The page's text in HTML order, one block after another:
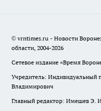
© vrntimes.ru - Новости
области, 2004-2026
Сетевое издание «Время
Учредитель: Индивидуальный
Владимирович
Главный редактор: Имешев Э.